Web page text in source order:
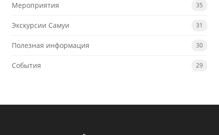
Мероприятия 35
Экскурсии Самуи 31
Полезная информация 30
События 29